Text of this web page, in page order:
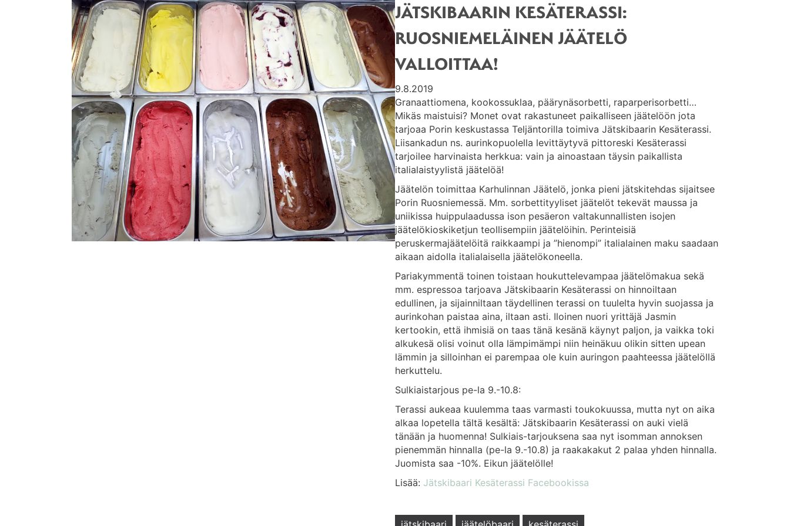
JÄTSKIBAARIN KESÄTERASSI:
RUOSNIEMELÄINEN JÄÄTELÖ
VALLOITTAA!
9.8.2019
Granaattiomena, kookossuklaa, päärynäsorbetti, raparperisorbetti…
Mikäs maistuisi? Monet ovat rakastuneet paikalliseen jäätelöön jota
tarjoaa Porin keskustassa Teljäntorilla toimiva Jätskibaarin Kesäterassi.
Liisankadun ns. aurinkopuolella levittäytyvä pittoreski Kesäterassi
tarjoilee harvinaista herkkua: vain ja ainoastaan täysin paikallista
italialaistyylistä jäätelöä!
Jäätelön toimittaa Karhulinnan Jäätelö, jonka pieni jätskitehdas sijaitsee
Porin Ruosniemessä. Mm. sorbettityyliset jäätelöt tekevät maussa ja
uniikissa huippulaadussa ison pesäeron valtakunnallisten isojen
jäätelökioskiketjun teollisempiin jäätelöihin. Perinteisiä
peruskermajäätelöitä raikkaampi ja ”hienompi” italialainen maku saadaan
aikaan aidolla italialaisella jäätelökoneella.
Pariakymmentä toinen toistaan houkuttelevampaa jäätelömakua sekä
mm. espressoa tarjoava Jätskibaarin Kesäterassi on hinnoiltaan
edullinen, ja sijainniltaan täydellinen terassi on tuulelta hyvin suojassa ja
aurinkohan paistaa aina, iltaan asti. Iloinen nuori yrittäjä Jasmin
kertookin, että ihmisiä on taas tänä kesänä käynyt paljon, ja vaikka toki
alkukesä olisi voinut olla lämpimämpi niin heinäkuu olikin sitten upean
lämmin ja silloinhan ei parempaa ole kuin auringon paahteessa jäätelöllä
herkuttelu.
Sulkiaistarjous pe-la 9.-10.8:
Terassi aukeaa kuulemma taas varmasti toukokuussa, mutta nyt on aika
alkaa lopetella tältä kesältä: Jätskibaarin Kesäterassi on auki vielä
tänään ja huomenna! Sulkiais-tarjouksena saa nyt isomman annoksen
pienemmän hinnalla (pe-la 9.-10.8) ja raakakakut 2 palaa yhden hinnalla.
Juomista saa -10%. Eikun jäätelölle!
Lisää: Jätskibaari Kesäterassi Facebookissa